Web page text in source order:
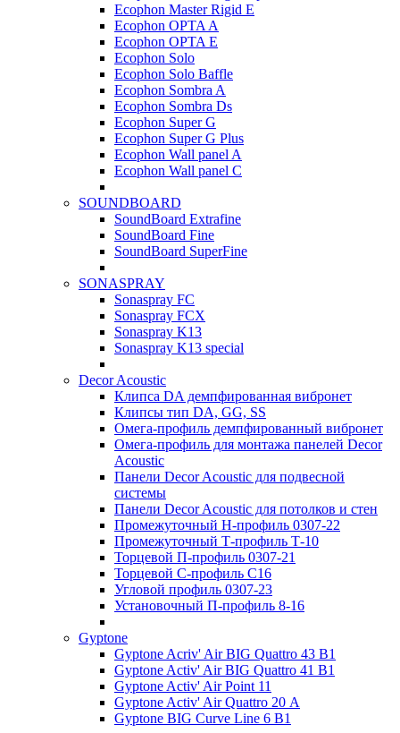
Ecophon Master Rigid E
Ecophon OPTA A
Ecophon OPTA E
Ecophon Solo
Ecophon Solo Baffle
Ecophon Sombra A
Ecophon Sombra Ds
Ecophon Super G
Ecophon Super G Plus
Ecophon Wall panel A
Ecophon Wall panel C
SOUNDBOARD
SoundBoard Extrafine
SoundBoard Fine
SoundBoard SuperFine
SONASPRAY
Sonaspray FC
Sonaspray FCX
Sonaspray K13
Sonaspray K13 special
Decor Acoustic
Клипса DA демпфированная вибронет
Клипсы тип DA, GG, SS
Омега-профиль демпфированный вибронет
Омега-профиль для монтажа панелей Decor
Acoustic
Панели Decor Acoustic для подвесной
системы
Панели Decor Acoustic для потолков и стен
Промежуточный Н-профиль 0307-22
Промежуточный Т-профиль Т-10
Торцевой П-профиль 0307-21
Торцевой С-профиль С16
Угловой профиль 0307-23
Установочный П-профиль 8-16
Gyptone
Gyptone Acriv' Air BIG Quattro 43 В1
Gyptone Activ' Air BIG Quattro 41 B1
Gyptone Activ' Air Point 11
Gyptone Activ' Air Quattro 20 А
Gyptone BIG Curve Line 6 B1